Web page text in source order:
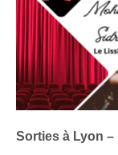
Sorties à Lyon –